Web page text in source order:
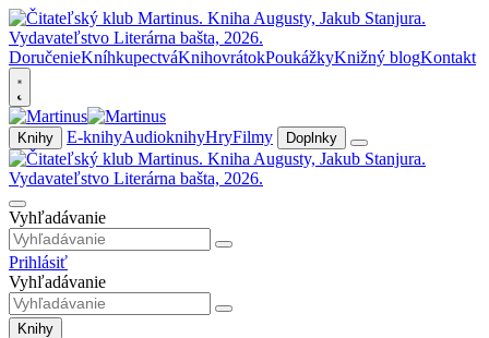
DoručenieKníhkupectváKnihovrátokPoukážkyKnižný blogKontakt
Knihy E-knihyAudioknihyHryFilmy Doplnky
Vyhľadávanie
Prihlásiť
Vyhľadávanie
Knihy